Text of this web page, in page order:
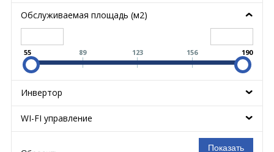
Обслуживаемая площадь (м2)
55 89 123 156 190
Инвертор
WI-FI управление